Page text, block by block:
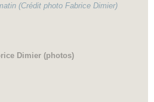
(Crédit photo Fabrice Dimier)
Dimier (photos)